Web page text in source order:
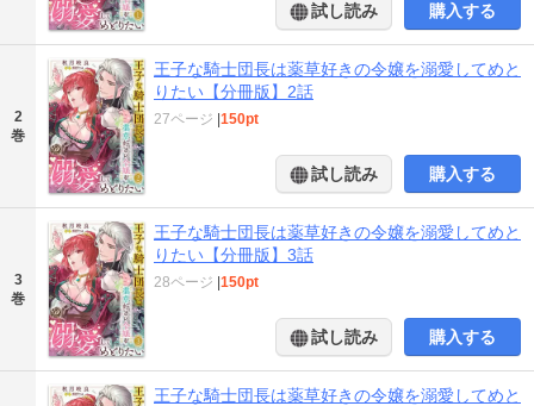
試し読み 購入する
2
巻
王子な騎士団長は薬草好きの令嬢を溺愛してめと
りたい【分冊版】2話
27ページ |150pt
試し読み 購入する
3
巻
王子な騎士団長は薬草好きの令嬢を溺愛してめと
りたい【分冊版】3話
28ページ |150pt
試し読み 購入する
王子な騎士団長は薬草好きの令嬢を溺愛してめと